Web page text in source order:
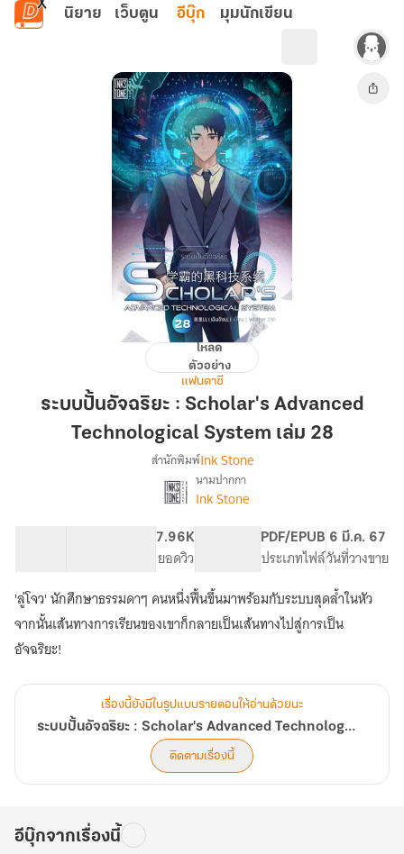
ข้ามไปยังเนื้อหาหลัก
นิยาย เว็บตูน อีบุ๊ก มุมนักเขียน
ระบบ
อัจฉริยะ
Scholar's
Advanced
Technological
โหลด
ตัวอย่าง
แฟนตาซี
ระบบปั้นอัจฉริยะ : Scholar's Advanced
Technological System เล่ม 28
เรื่อง
ระบบ
Advanced
Technological
System
สำนักพิมพ์Ink Stone
นามปากกา
Ink Stone
7.96K
ยอดวิว
PDF/EPUB
ประเภทไฟล์
6 มี.ค. 67
วันที่วางขาย
'ลู่โจว' นักศึกษาธรรมดาๆ คนหนึ่งฟื้นขึ้นมาพร้อมกับระบบสุดล้ำในหัว
จากนั้นเส้นทางการเรียนของเขาก็กลายเป็นเส้นทางไปสู่การเป็น
อัจฉริยะ!
เรื่องนี้ยังมีในรูปแบบรายตอนให้อ่านด้วยนะ
ระบบปั้นอัจฉริยะ : Scholar's Advanced Technological System [นิยายแปล]
ติดตามเรื่องนี้
อีบุ๊กจากเรื่องนี้